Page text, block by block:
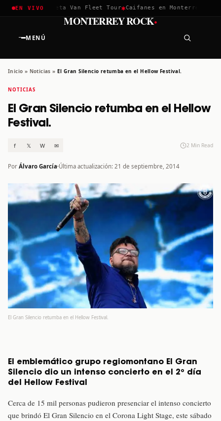
EN VIVO
2026✱Greta Van Fleet Tour✱Caifanes en Monterrey · 12
MENÚ
MONTERREY ROCK·
Inicio » Noticias » El Gran Silencio retumba en el Hellow Festival.
NOTICIAS
El Gran Silencio retumba en el Hellow
Festival.
f 𝕏 W ✉ 2 Min Read
Por Álvaro García Última actualización: 21 de septiembre, 2014
El Gran Silencio retumba en el Hellow Festival.
El emblemático grupo regiomontano El Gran
Silencio dio un intenso concierto en el 2º día
del Hellow Festival
Cerca de 15 mil personas pudieron presenciar el intenso concierto
que brindó El Gran Silencio en el Corona Light Stage, este sábado